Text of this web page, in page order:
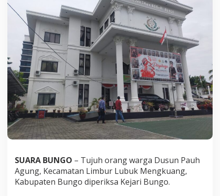
e
s
a
P
a
u
g
n
g
SUARA BUNGO – Tujuh orang warga Dusun Pauh
Agung, Kecamatan Limbur Lubuk Mengkuang,
Kabupaten Bungo diperiksa Kejari Bungo.